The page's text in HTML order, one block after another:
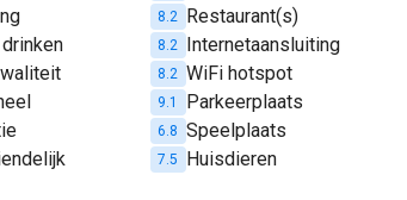
8.2
8.2
8.2
9.1
6.8
7.5
Restaurant(s)
Internetaansluiting
WiFi hotspot
Parkeerplaats
Speelplaats
Huisdieren